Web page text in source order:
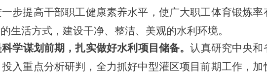
步提高干部职工健康素养水平，使广大职工体育锻炼率
生活方式，建设干净、整洁、美观的水利环境。
科学谋划前期，扎实做好水利项目储备。认真研究中央和
入重点分析研判，全力抓好中型灌区项目前期工作，加